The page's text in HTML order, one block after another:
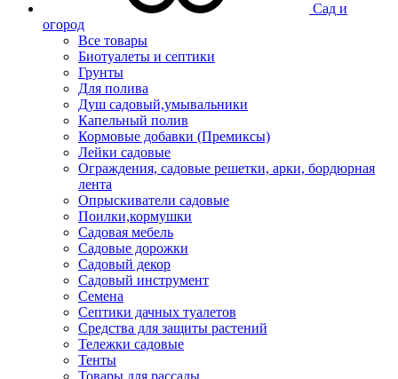
Сад и
огород
Все товары
Биотуалеты и септики
Грунты
Для полива
Душ садовый,умывальники
Капельный полив
Кормовые добавки (Премиксы)
Лейки садовые
Ограждения, садовые решетки, арки, бордюрная
лента
Опрыскиватели садовые
Поилки,кормушки
Садовая мебель
Садовые дорожки
Садовый декор
Садовый инструмент
Семена
Септики дачных туалетов
Средства для защиты растений
Тележки садовые
Тенты
Товары для рассады